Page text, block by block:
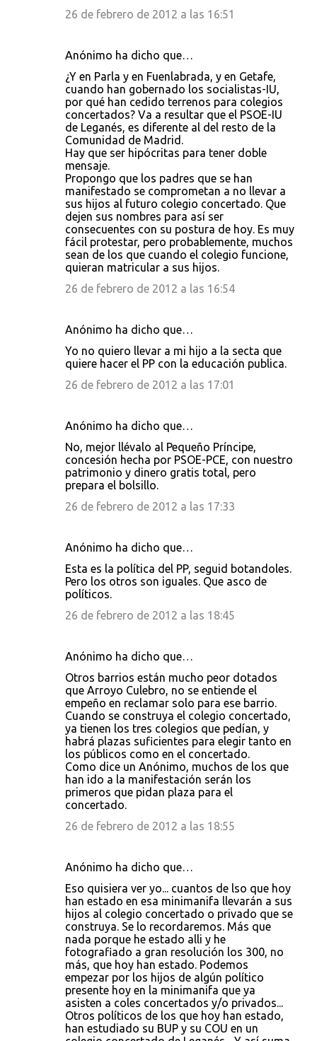
26 de febrero de 2012 a las 16:51
Anónimo ha dicho que…
¿Y en Parla y en Fuenlabrada, y en Getafe,
cuando han gobernado los socialistas-IU,
por qué han cedido terrenos para colegios
concertados? Va a resultar que el PSOE-IU
de Leganés, es diferente al del resto de la
Comunidad de Madrid.
Hay que ser hipócritas para tener doble
mensaje.
Propongo que los padres que se han
manifestado se comprometan a no llevar a
sus hijos al futuro colegio concertado. Que
dejen sus nombres para así ser
consecuentes con su postura de hoy. Es muy
fácil protestar, pero probablemente, muchos
sean de los que cuando el colegio funcione,
quieran matricular a sus hijos.
26 de febrero de 2012 a las 16:54
Anónimo ha dicho que…
Yo no quiero llevar a mi hijo a la secta que
quiere hacer el PP con la educación publica.
26 de febrero de 2012 a las 17:01
Anónimo ha dicho que…
No, mejor llévalo al Pequeño Príncipe,
concesión hecha por PSOE-PCE, con nuestro
patrimonio y dinero gratis total, pero
prepara el bolsillo.
26 de febrero de 2012 a las 17:33
Anónimo ha dicho que…
Esta es la política del PP, seguid botandoles.
Pero los otros son iguales. Que asco de
políticos.
26 de febrero de 2012 a las 18:45
Anónimo ha dicho que…
Otros barrios están mucho peor dotados
que Arroyo Culebro, no se entiende el
empeño en reclamar solo para ese barrio.
Cuando se construya el colegio concertado,
ya tienen los tres colegios que pedían, y
habrá plazas suficientes para elegir tanto en
los públicos como en el concertado.
Como dice un Anónimo, muchos de los que
han ido a la manifestación serán los
primeros que pidan plaza para el
concertado.
26 de febrero de 2012 a las 18:55
Anónimo ha dicho que…
Eso quisiera ver yo... cuantos de lso que hoy
han estado en esa minimanifa llevarán a sus
hijos al colegio concertado o privado que se
construya. Se lo recordaremos. Más que
nada porque he estado alli y he
fotografiado a gran resolución los 300, no
más, que hoy han estado. Podemos
empezar por los hijos de algún político
presente hoy en la minimanifa que ya
asisten a coles concertados y/o privados...
Otros políticos de los que hoy han estado,
han estudiado su BUP y su COU en un